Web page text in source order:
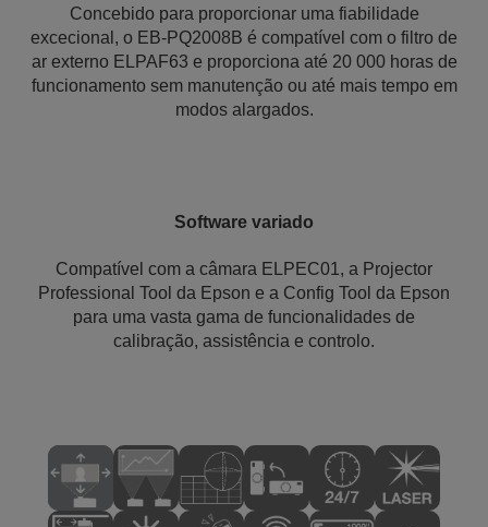
Concebido para proporcionar uma fiabilidade
excecional, o EB-PQ2008B é compatível com o filtro de
ar externo ELPAF63 e proporciona até 20 000 horas de
funcionamento sem manutenção ou até mais tempo em
modos alargados.
Software variado
Compatível com a câmara ELPEC01, a Projector
Professional Tool da Epson e a Config Tool da Epson
para uma vasta gama de funcionalidades de
calibração, assistência e controlo.